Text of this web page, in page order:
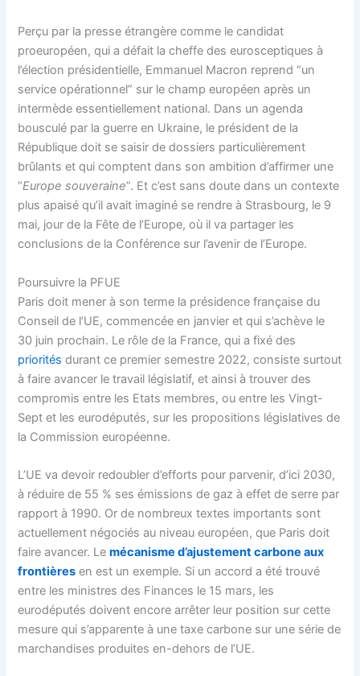
Perçu par la presse étrangère comme le candidat
proeuropéen, qui a défait la cheffe des eurosceptiques à
l’élection présidentielle, Emmanuel Macron reprend “un
service opérationnel” sur le champ européen après un
intermède essentiellement national. Dans un agenda
bousculé par la guerre en Ukraine, le président de la
République doit se saisir de dossiers particulièrement
brûlants et qui comptent dans son ambition d’affirmer une
“Europe souveraine”. Et c’est sans doute dans un contexte
plus apaisé qu’il avait imaginé se rendre à Strasbourg, le 9
mai, jour de la Fête de l’Europe, où il va partager les
conclusions de la Conférence sur l’avenir de l’Europe.
Poursuivre la PFUE
Paris doit mener à son terme la présidence française du
Conseil de l’UE, commencée en janvier et qui s’achève le
30 juin prochain. Le rôle de la France, qui a fixé des
priorités durant ce premier semestre 2022, consiste surtout
à faire avancer le travail législatif, et ainsi à trouver des
compromis entre les Etats membres, ou entre les Vingt-
Sept et les eurodéputés, sur les propositions législatives de
la Commission européenne.
L’UE va devoir redoubler d’efforts pour parvenir, d’ici 2030,
à réduire de 55 % ses émissions de gaz à effet de serre par
rapport à 1990. Or de nombreux textes importants sont
actuellement négociés au niveau européen, que Paris doit
faire avancer. Lemécanisme d’ajustement carbone aux
frontières en est un exemple. Si un accord a été trouvé
entre les ministres des Finances le 15 mars, les
eurodéputés doivent encore arrêter leur position sur cette
mesure qui s’apparente à une taxe carbone sur une série de
marchandises produites en-dehors de l’UE.